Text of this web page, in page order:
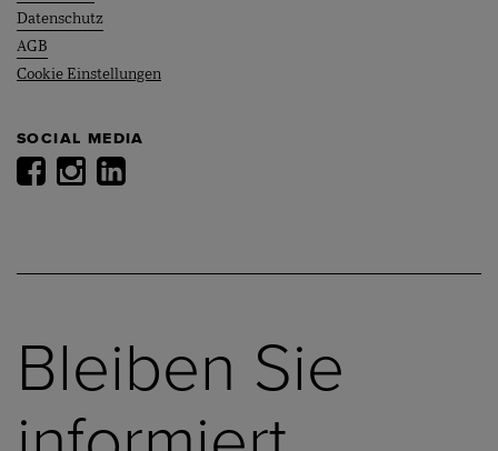
Datenschutz
AGB
Cookie Einstellungen
SOCIAL MEDIA
Bleiben Sie